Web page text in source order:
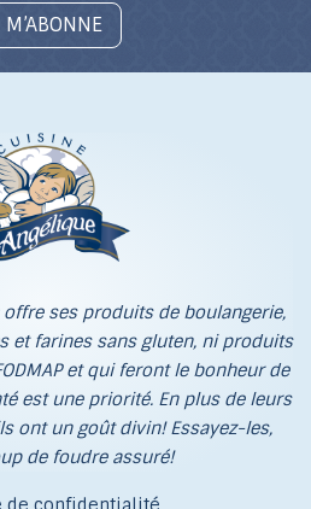
M’ABONNE
offre ses produits de boulangerie,
et farines sans gluten, ni produits
et qui feront le bonheur de
est une priorité. En plus de leurs
ont un goût divin! Essayez-les,
de foudre assuré!